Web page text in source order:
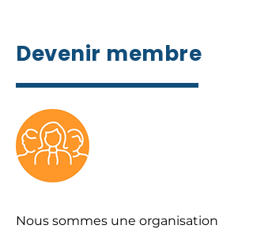
Devenir membre
Nous sommes une organisation